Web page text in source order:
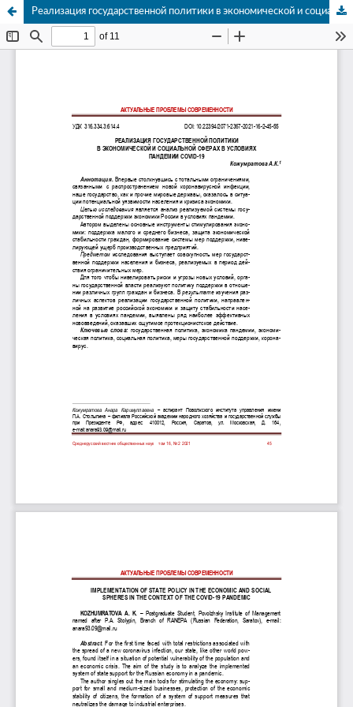
Реализация государственной политики в экономической и социальной сферах в условиях пандемии covid-19